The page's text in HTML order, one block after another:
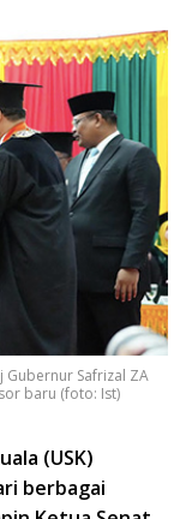
Gubernur Safrizal ZA
baru (foto: Ist)
(USK)
berbagai